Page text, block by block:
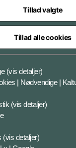
under
Tillad valgte
Tillad alle cookies
(vis detaljer)
| Nødvendige |
(vis detaljer)
(vis detaljer)